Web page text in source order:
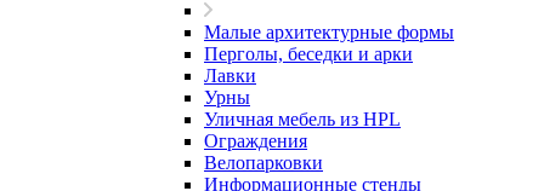
Малые архитектурные формы
Перголы, беседки и арки
Лавки
Урны
Уличная мебель из HPL
Ограждения
Велопарковки
Информационные стенды